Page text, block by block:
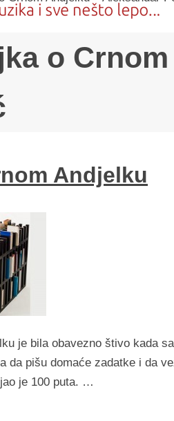
o
Andjelku
je bila obavezno štivo kada
da pišu domaće zadatke i da
je 100 puta. …